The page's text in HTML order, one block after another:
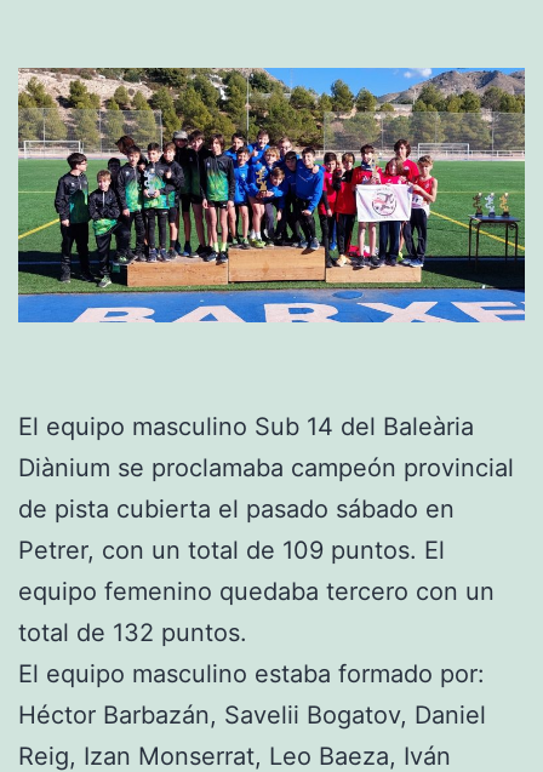
El equipo masculino Sub 14 del Baleària
Diànium se proclamaba campeón provincial
de pista cubierta el pasado sábado en
Petrer, con un total de 109 puntos. El
equipo femenino quedaba tercero con un
total de 132 puntos.
El equipo masculino estaba formado por:
Héctor Barbazán, Savelii Bogatov, Daniel
Reig, Izan Monserrat, Leo Baeza, Iván